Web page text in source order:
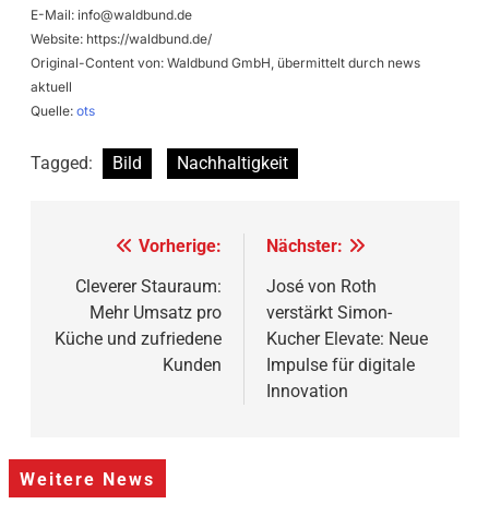
E-Mail: info@waldbund.de
Website: https://waldbund.de/
Original-Content von: Waldbund GmbH, übermittelt durch news
aktuell
Quelle: ots
Tagged: Bild Nachhaltigkeit
Beitragsnavigation
Vorherige:
Cleverer Stauraum:
Mehr Umsatz pro
Küche und zufriedene
Kunden
Nächster:
José von Roth
verstärkt Simon-
Kucher Elevate: Neue
Impulse für digitale
Innovation
Weitere News